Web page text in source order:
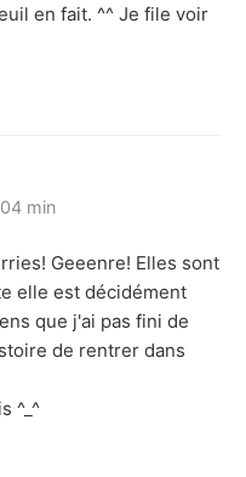
en fait. ^^ Je file voir
min
Geeenre! Elles sont
elle est décidément
que j'ai pas fini de
de rentrer dans
^_^